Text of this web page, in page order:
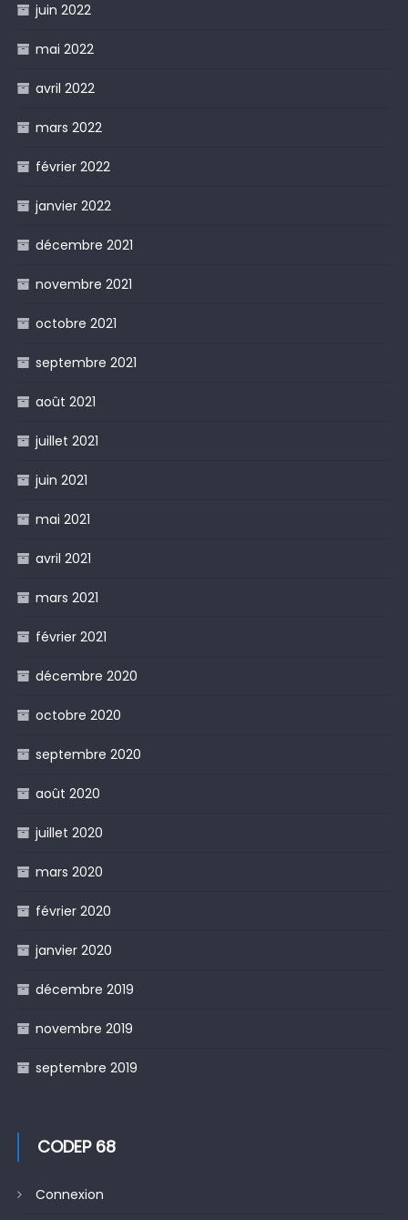
juin 2022
mai 2022
avril 2022
mars 2022
février 2022
janvier 2022
décembre 2021
novembre 2021
octobre 2021
septembre 2021
août 2021
juillet 2021
juin 2021
mai 2021
avril 2021
mars 2021
février 2021
décembre 2020
octobre 2020
septembre 2020
août 2020
juillet 2020
mars 2020
février 2020
janvier 2020
décembre 2019
novembre 2019
septembre 2019
CODEP 68
Connexion